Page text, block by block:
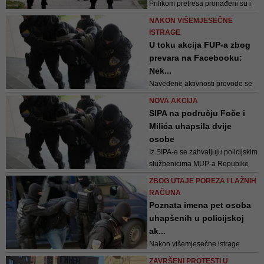
Prilikom pretresa pronađeni su i
privremeno oduzeti predmeti koji
djelima, a koji su traženi
Naredbom Suda
NAKON VIŠEMJESEČNE
ISTRAGE
U toku akcija FUP-a zbog
prevara na Facebooku:
Nek...
Navedene aktivnosti provode se
pravnu pomoć postupajućem
Tužilaštvu Zapadno-
hercegovačkog kantona Široki
Brijeg
NOVA AKCIJA
SIPA na području Foče i
Milića uhapsila dvije
osobe
Iz SIPA-e se zahvaljuju policijskim
službenicima MUP-a Repubike
podrinjskog kantona na pruženoj
ZBOG UTAJE POREZA I LAŽNIH
RAČUNA
Poznata imena pet osoba
uhapšenih u policijskoj
ak...
Nakon višemjesečne istrage
Tužilaštva KS i SIPA-e, pripadnici
ZAVRŠENI PROTESTI U